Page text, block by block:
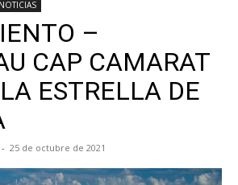
NOTICIAS
–
CAP CAMARAT
ESTRELLA DE
- 25 de octubre de 2021